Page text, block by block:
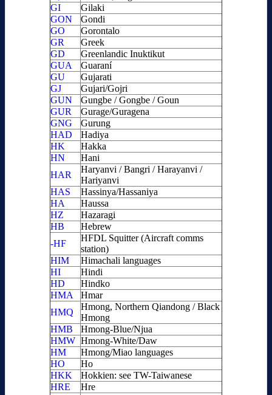
GI
Gilaki
GON
Gondi
GO
Gorontalo
GR
Greek
GD
Greenlandic Inuktikut
GUA
Guaraní
GU
Gujarati
GJ
Gujari/Gojri
GUN
Gungbe / Gongbe / Goun
GUR
Gurage/Guragena
GNG
Gurung
HAD
Hadiya
HK
Hakka
HN
Hani
HAR
Haryanvi / Bangri / Harayanvi /
Hariyanvi
HAS
Hassinya/Hassaniya
HA
Haussa
HZ
Hazaragi
HB
Hebrew
-HF
HFDL Squitter (Aircraft comms
station)
HIM
Himachali languages
HI
Hindi
HD
Hindko
HMA
Hmar
HMQ
Hmong, Northern Qiandong / Black
Hmong
HMB
Hmong-Blue/Njua
HMW Hmong-White/Daw
HM
Hmong/Miao languages
HO
Ho
HKK
Hokkien: see TW-Taiwanese
HRE
Hre